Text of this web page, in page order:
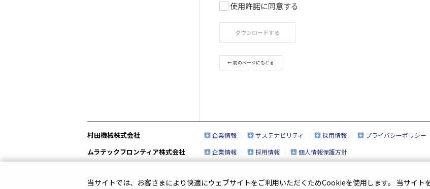
ご利用条件
取扱説明書は、製品をご購入いただいた
取扱説明書の内容は、製品の仕様変更な
このサービスで提供している取扱説明書
おりますので、あらかじめご了承ください
取扱説明書の著作権は当社に帰属してお
使用許諾に同意する
ダウンロードする
← 前のページにもどる
村田機械株式会社 企業情報 サステナビリティ 採用情報 プライバシーポリシー
ムラテックフロンティア株式会社 企業情報 採用情報 個人情報保護方針
企業情報 | ロジスティクス
プライバシーポリシー | このサイトについて | ソーシャルメディアポリシー
当サイトでは、お客さまにより快適にウェブサイトをご利用いただくためCookieを使用します。 当サイト